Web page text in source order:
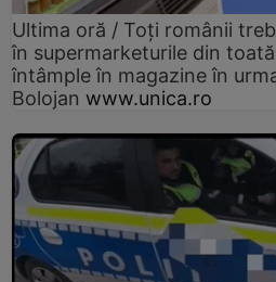
Ultima oră / Toți românii
în supermarketurile din
întâmple în magazine în
Bolojan www.unica.ro